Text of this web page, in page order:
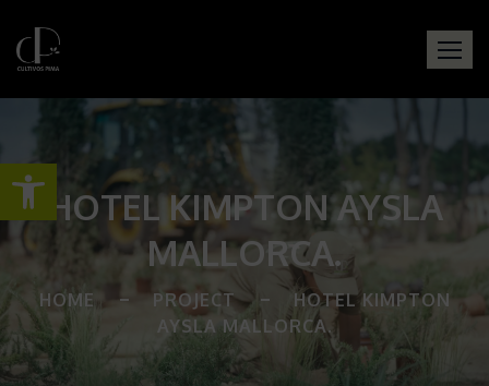
Abrir barra de herramientas
HOTEL KIMPTON AYSLA
MALLORCA.
HOME PROJECT
HOTEL KIMPTON
AYSLA MALLORCA.